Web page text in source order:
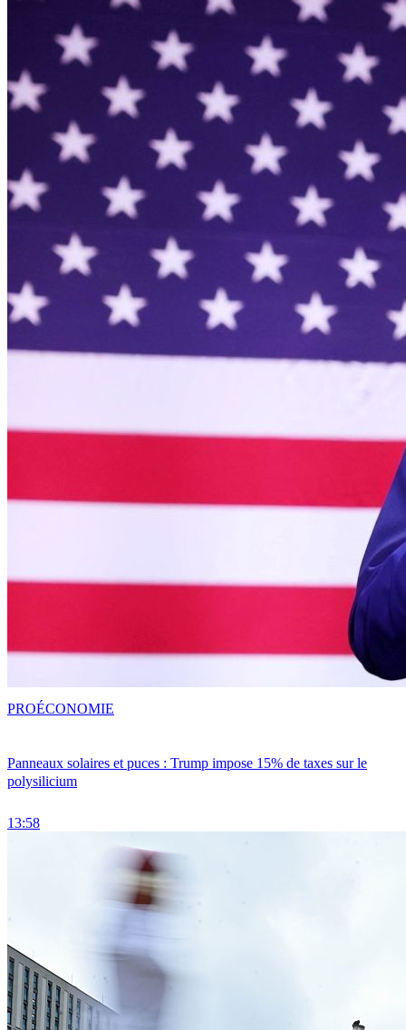
Panneaux solaires et puces : Trump impose 15% de taxes sur le
polysilicium
13:58
PROÉCONOMIE